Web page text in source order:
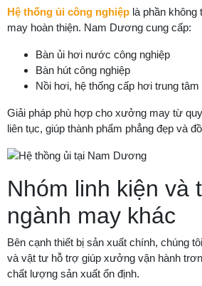
Hệ thống ủi công nghiệp là phần không
may hoàn thiện. Nam Dương cung cấp:
Bàn ủi hơi nước công nghiệp
Bàn hút công nghiệp
Nồi hơi, hệ thống cấp hơi trung tâm
Giải pháp phù hợp cho xưởng may từ
liên tục, giúp thành phẩm phẳng đẹp và
Nhóm linh kiện và
ngành may khác
Bên cạnh thiết bị sản xuất chính, chúng
và vật tư hỗ trợ giúp xưởng vận hành
chất lượng sản xuất ổn định.